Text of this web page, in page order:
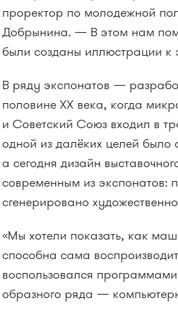
проректор по молодежной
Добрынина. — В этом нам
были созданы иллюстрации к
В ряду экспонатов —
половине XX века, когда
и Советский Союз входил в
одной из далёких целей было
а сегодня дизайн
современным из экспонатов:
сгенерировано
«Мы хотели показать, как
способна сама
воспользовался
образного ряда —